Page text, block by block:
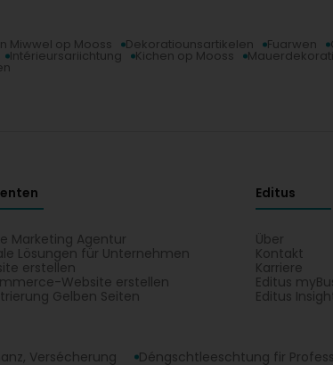
Miwwel op Mooss Dekoratiounsartikelen Fuarwen
Intérieursariichtung Kichen op Mooss
Marketing Agentur
Lösungen für Unternehmen
erstellen
Website erstellen
Gelben Seiten
Editus
Über
Kontakt
Karriere
Editus
Editus
Versécherung Déngschtleeschtung fir